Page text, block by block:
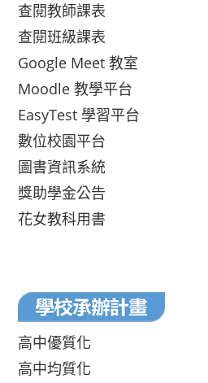
查閱教師課表
查閱班級課表
Google Meet 教室
Moodle 教學平台
EasyTest 學習平台
數位校園平台
圖書資訊系統
獎助學金公告
花女教科用書
高中優質化
高中均質化